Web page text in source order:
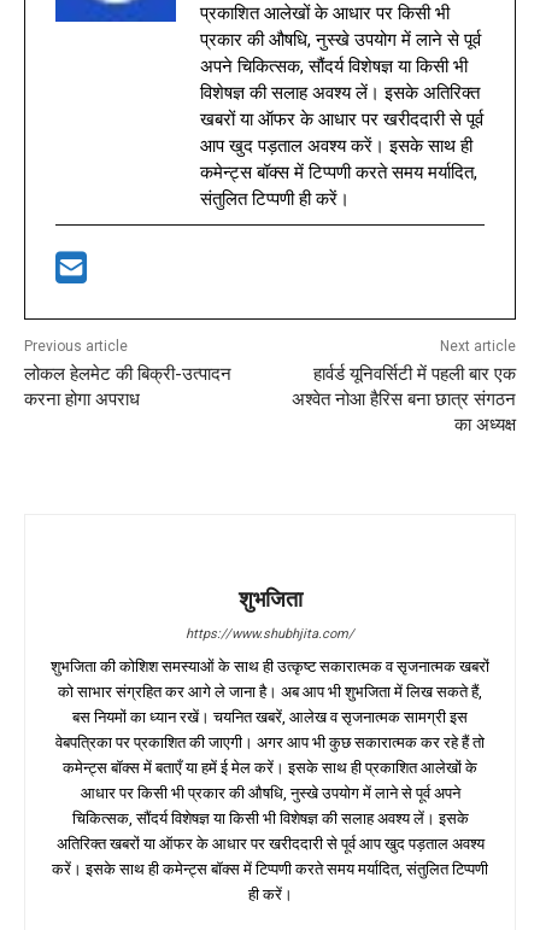
प्रकाशित आलेखों के आधार पर किसी भी
प्रकार की औषधि, नुस्खे उपयोग में लाने से पूर्व
अपने चिकित्सक, सौंदर्य विशेषज्ञ या किसी भी
विशेषज्ञ की सलाह अवश्य लें। इसके अतिरिक्त
खबरों या ऑफर के आधार पर खरीददारी से पूर्व
आप खुद पड़ताल अवश्य करें। इसके साथ ही
कमेन्ट्स बॉक्स में टिप्पणी करते समय मर्यादित,
संतुलित टिप्पणी ही करें।
Previous article
लोकल हेलमेट की बिक्री-उत्पादन
करना होगा अपराध
Next article
हार्वर्ड यूनिवर्सिटी में पहली बार एक
अश्वेत नोआ हैरिस बना छात्र संगठन
का अध्यक्ष
शुभजिता
https://www.shubhjita.com/
शुभजिता की कोशिश समस्याओं के साथ ही उत्कृष्ट सकारात्मक व सृजनात्मक खबरों
को साभार संग्रहित कर आगे ले जाना है। अब आप भी शुभजिता में लिख सकते हैं,
बस नियमों का ध्यान रखें। चयनित खबरें, आलेख व सृजनात्मक सामग्री इस
वेबपत्रिका पर प्रकाशित की जाएगी। अगर आप भी कुछ सकारात्मक कर रहे हैं तो
कमेन्ट्स बॉक्स में बताएँ या हमें ई मेल करें। इसके साथ ही प्रकाशित आलेखों के
आधार पर किसी भी प्रकार की औषधि, नुस्खे उपयोग में लाने से पूर्व अपने
चिकित्सक, सौंदर्य विशेषज्ञ या किसी भी विशेषज्ञ की सलाह अवश्य लें। इसके
अतिरिक्त खबरों या ऑफर के आधार पर खरीददारी से पूर्व आप खुद पड़ताल अवश्य
करें। इसके साथ ही कमेन्ट्स बॉक्स में टिप्पणी करते समय मर्यादित, संतुलित टिप्पणी
ही करें।